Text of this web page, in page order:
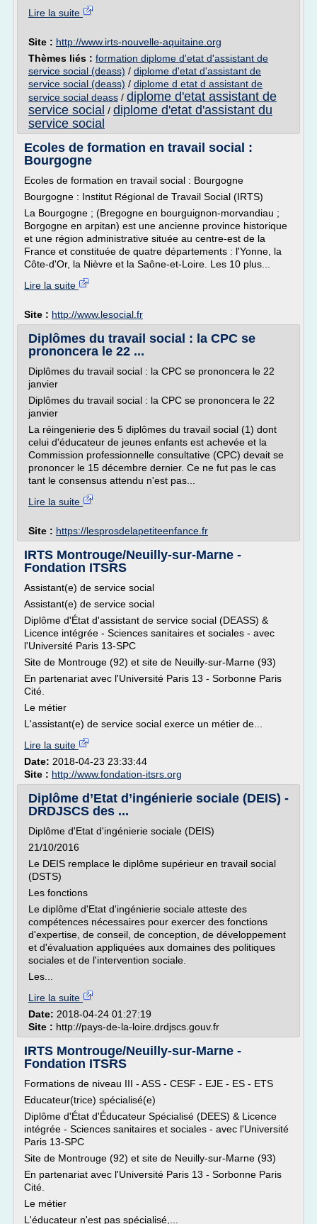
Lire la suite
Site : http://www.irts-nouvelle-aquitaine.org
Thèmes liés : formation diplome d'etat d'assistant de
service social (deass) / diplome d'etat d'assistant de
service social (deass) / diplome d etat d assistant de
service social deass / diplome d'etat assistant de
service social / diplome d'etat d'assistant du
service social
Ecoles de formation en travail social :
Bourgogne
Ecoles de formation en travail social : Bourgogne
Bourgogne : Institut Régional de Travail Social (IRTS)
La Bourgogne ; (Bregogne en bourguignon-morvandiau ;
Borgogne en arpitan) est une ancienne province historique
et une région administrative située au centre-est de la
France et constituée de quatre départements : l'Yonne, la
Côte-d'Or, la Nièvre et la Saône-et-Loire. Les 10 plus...
Lire la suite
Site : http://www.lesocial.fr
Diplômes du travail social : la CPC se
prononcera le 22 ...
Diplômes du travail social : la CPC se prononcera le 22
janvier
Diplômes du travail social : la CPC se prononcera le 22
janvier
La réingenierie des 5 diplômes du travail social (1) dont
celui d'éducateur de jeunes enfants est achevée et la
Commission professionnelle consultative (CPC) devait se
prononcer le 15 décembre dernier. Ce ne fut pas le cas
tant le consensus attendu n'est pas...
Lire la suite
Site : https://lesprosdelapetiteenfance.fr
IRTS Montrouge/Neuilly-sur-Marne -
Fondation ITSRS
Assistant(e) de service social
Assistant(e) de service social
Diplôme d'État d'assistant de service social (DEASS) &
Licence intégrée - Sciences sanitaires et sociales - avec
l'Université Paris 13-SPC
Site de Montrouge (92) et site de Neuilly-sur-Marne (93)
En partenariat avec l'Université Paris 13 - Sorbonne Paris
Cité.
Le métier
L'assistant(e) de service social exerce un métier de...
Lire la suite
Date: 2018-04-23 23:33:44
Site : http://www.fondation-itsrs.org
Diplôme d’Etat d’ingénierie sociale (DEIS) -
DRDJSCS des ...
Diplôme d'Etat d'ingénierie sociale (DEIS)
21/10/2016
Le DEIS remplace le diplôme supérieur en travail social
(DSTS)
Les fonctions
Le diplôme d'Etat d'ingénierie sociale atteste des
compétences nécessaires pour exercer des fonctions
d'expertise, de conseil, de conception, de développement
et d'évaluation appliquées aux domaines des politiques
sociales et de l'intervention sociale.
Les...
Lire la suite
Date: 2018-04-24 01:27:19
Site : http://pays-de-la-loire.drdjscs.gouv.fr
IRTS Montrouge/Neuilly-sur-Marne -
Fondation ITSRS
Formations de niveau III - ASS - CESF - EJE - ES - ETS
Educateur(trice) spécialisé(e)
Diplôme d'État d'Éducateur Spécialisé (DEES) & Licence
intégrée - Sciences sanitaires et sociales - avec l'Université
Paris 13-SPC
Site de Montrouge (92) et site de Neuilly-sur-Marne (93)
En partenariat avec l'Université Paris 13 - Sorbonne Paris
Cité.
Le métier
L'éducateur n'est pas spécialisé,...